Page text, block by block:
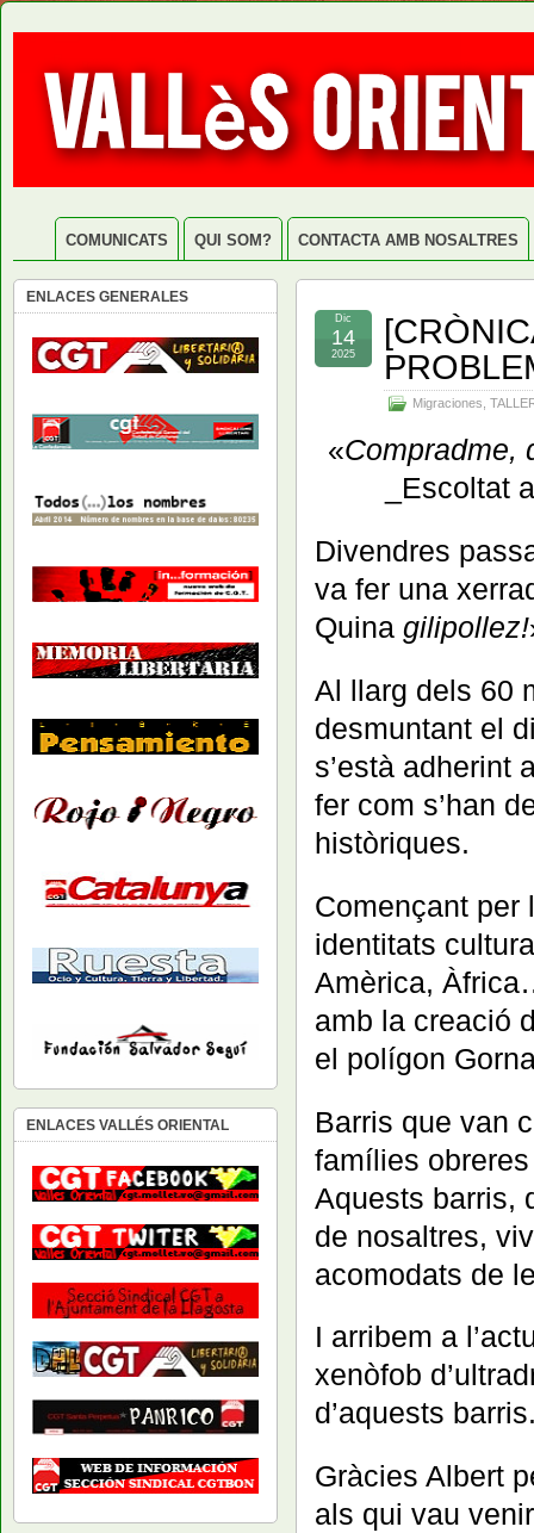
COMUNICATS QUI SOM? CONTACTA AMB NOSALTRES
Migraciones
Dic
14
2025
«Compradme,
_Escoltat
Divendres
va fer una
Quina gilipollez!
Al llarg dels 60
desmuntant el
s’està adherint
fer com s’han
històriques.
Començant per
identitats
Amèrica,
amb la creació
el polígon
Barris que van
famílies
Aquests barris,
de nosaltres,
acomodats de
I arribem a
xenòfob
d’aquests
Gràcies Albert
als qui vau
ENLACES GENERALES
ENLACES VALLÉS ORIENTAL